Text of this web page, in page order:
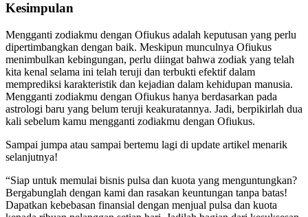
Kesimpulan
Mengganti zodiakmu dengan Ofiukus adalah keputusan yang perlu
dipertimbangkan dengan baik. Meskipun munculnya Ofiukus
menimbulkan kebingungan, perlu diingat bahwa zodiak yang telah
kita kenal selama ini telah teruji dan terbukti efektif dalam
memprediksi karakteristik dan kejadian dalam kehidupan manusia.
Mengganti zodiakmu dengan Ofiukus hanya berdasarkan pada
astrologi baru yang belum teruji keakuratannya. Jadi, berpikirlah dua
kali sebelum kamu mengganti zodiakmu dengan Ofiukus.
Sampai jumpa atau sampai bertemu lagi di update artikel menarik
selanjutnya!
“Siap untuk memulai bisnis pulsa dan kuota yang menguntungkan?
Bergabunglah dengan kami dan rasakan keuntungan tanpa batas!
Dapatkan kebebasan finansial dengan menjual pulsa dan kuota